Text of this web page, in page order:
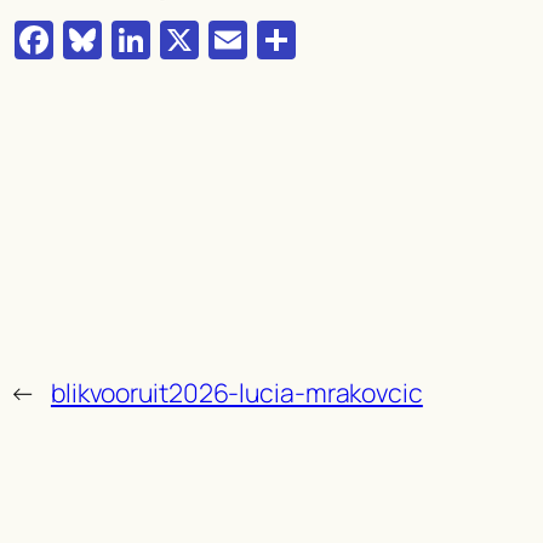
Facebook
Bluesky
LinkedIn
X Email
← blikvooruit2026-lucia-mrakovcic